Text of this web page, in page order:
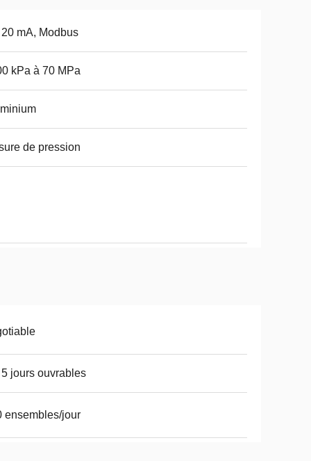
mA, Modbus
kPa à 70 MPa
de pression
jours ouvrables
ensembles/jour